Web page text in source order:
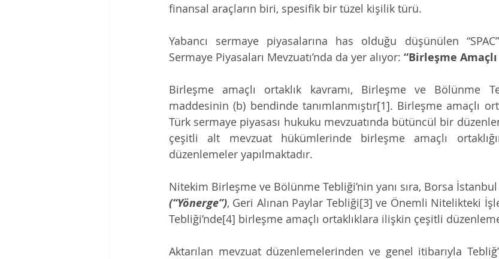
finansal araçların biri, spesifik bir tüzel kişilik türü.
Yabancı sermaye piyasalarına has olduğu düşünülen
Sermaye Piyasaları Mevzuatı’nda da yer alıyor: “Birleşme
Birleşme amaçlı ortaklık kavramı, Birleşme ve Bölünme
maddesinin (b) bendinde tanımlanmıştır[1]. Birleşme amaçlı
Türk sermaye piyasası hukuku mevzuatında bütüncül bir
çeşitli alt mevzuat hükümlerinde birleşme amaçlı
düzenlemeler yapılmaktadır.
(“Yönerge”), Geri Alınan Paylar Tebliği[3] ve Önemli Nitelikteki
Tebliği’nde[4] birleşme amaçlı ortaklıklara ilişkin çeşitli
Aktarılan mevzuat düzenlemelerinden ve genel itibarıyla